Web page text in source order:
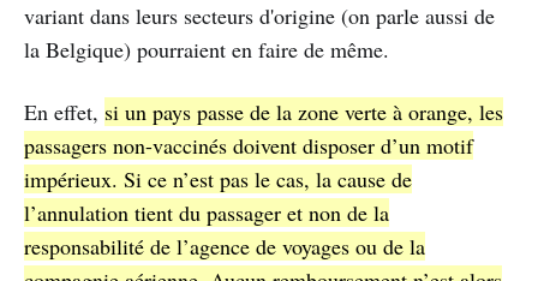
variant dans leurs secteurs d'origine (on parle aussi de
la Belgique) pourraient en faire de même.
En effet, si un pays passe de la zone verte à orange, les
passagers non-vaccinés doivent disposer d’un motif
impérieux. Si ce n’est pas le cas, la cause de
l’annulation tient du passager et non de la
responsabilité de l’agence de voyages ou de la